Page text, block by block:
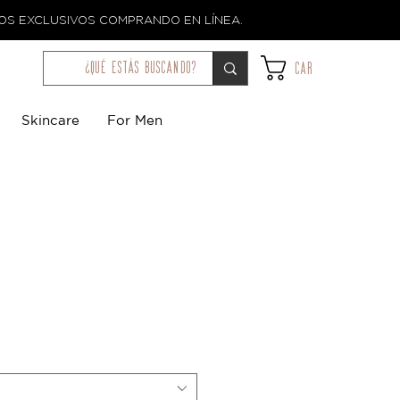
EXCLUSIVOS COMPRANDO EN LÍNEA.
¿qué estás buscando? Car
Skincare For Men